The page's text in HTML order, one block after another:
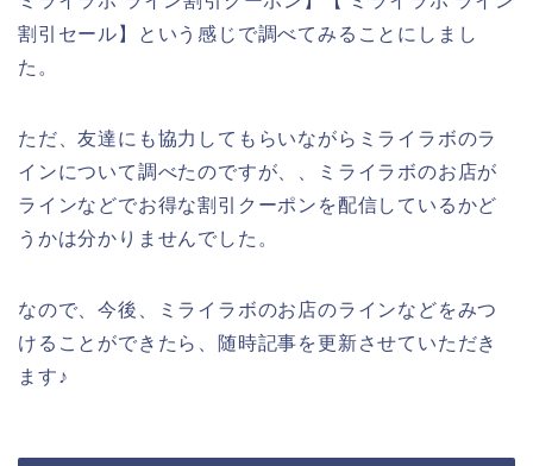
割引セール】という感じで調べてみることにしまし
た。
ただ、友達にも協力してもらいながらミライラボのラ
インについて調べたのですが、、ミライラボのお店が
ラインなどでお得な割引クーポンを配信しているかど
うかは分かりませんでした。
なので、今後、ミライラボのお店のラインなどをみつ
けることができたら、随時記事を更新させていただき
ます♪